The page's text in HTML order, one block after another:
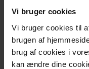
Vi bruger cookies
Vi bruger cookies til
brugen af
brug af cookies i
kan ændre dine